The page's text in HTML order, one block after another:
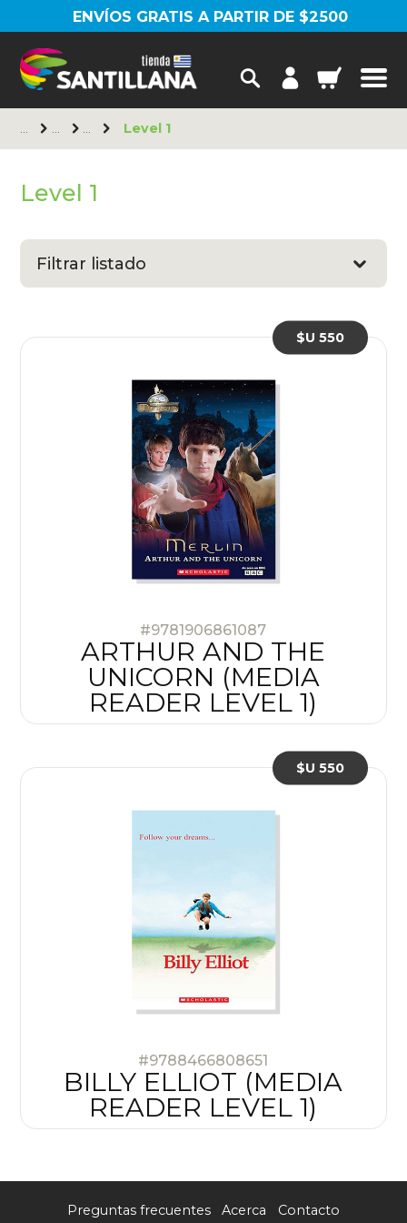
ENVÍOS GRATIS A PARTIR DE $2500
Level 1
Level 1
Filtrar listado
#9781906861087
ARTHUR AND THE
UNICORN (MEDIA
READER LEVEL 1)
$U 550
#9788466808651
BILLY ELLIOT (MEDIA
READER LEVEL 1)
$U 550
Preguntas frecuentes Acerca Contacto